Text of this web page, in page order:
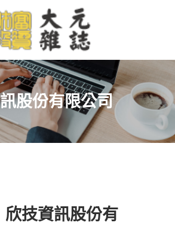
股份有限公司
欣技資訊股份有